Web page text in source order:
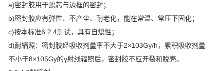
a)密封胶用于滤芯与边框的密封；
b)密封胶应有弹性、不产尘、耐老化，能在常温、常压下固化；
c)按本标准6.2.4测试，具有自熄性；
d)耐辐照：密封胶经吸收剂量率不大于2×103Gy/h，累积吸收剂量
不小于8×105Gy的γ射线辐照后，密封胶不应开裂和脱壳。